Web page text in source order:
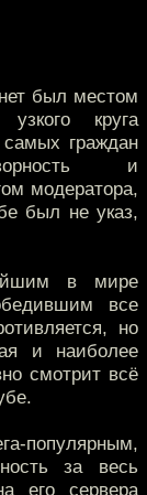
был местом
круга
самых граждан
и
модератора,
был не указ,
в мире
все
но
и наиболее
смотрит всё
популярным,
за весь
его сервера